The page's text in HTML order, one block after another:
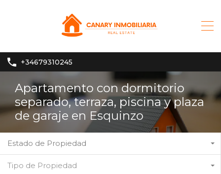
+34679310245
Apartamento con dormitorio
separado, terraza, piscina y plaza
de garaje en Esquinzo
Estado de Propiedad
Tipo de Propiedad